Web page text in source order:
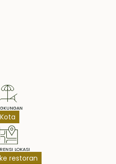
Kota
LOKASI
restoran